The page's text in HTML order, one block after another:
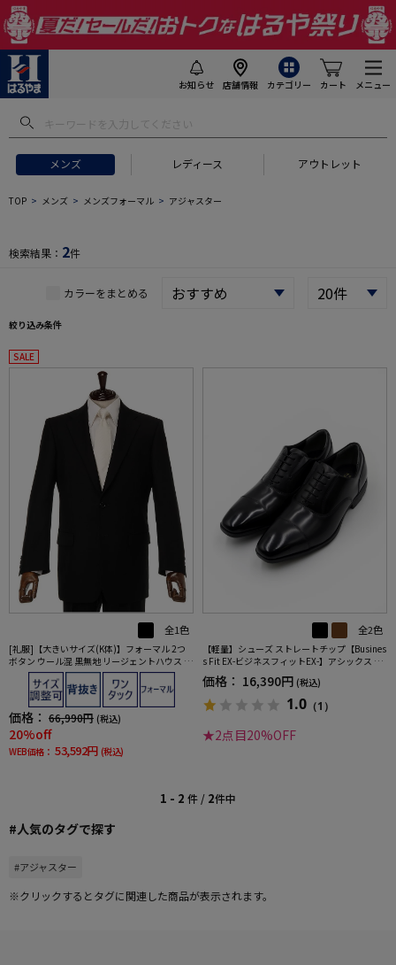
お知らせ 店舗情報 カテゴリー カート メニュー
メンズ レディース アウトレット
フトにおすすめ #セットアップ スーツ
TOP メンズ メンズフォーマル アジャスター
検索結果： 2件
カラーをまとめる
絞り込み条件
SALE
全1色
[礼服]【大きいサイズ(K体)】フォーマル 2つ
ボタン ウール混 黒無地 リージェントハウス 通
年 礼服【定番】
価格： 66,990円 (税込)
20%off
WEB価格： 53,592円 (税込)
全2色
【軽量】シューズ ストレートチップ【Busines
s Fit EX-ビジネスフィットEX-】アシックス 通
年
価格： 16,390円 (税込)
1.0 （1）
★2点目20%OFF
1 - 2 件 / 2件中
#人気のタグで探す
#アジャスター
※クリックするとタグに関連した商品が表示されます。